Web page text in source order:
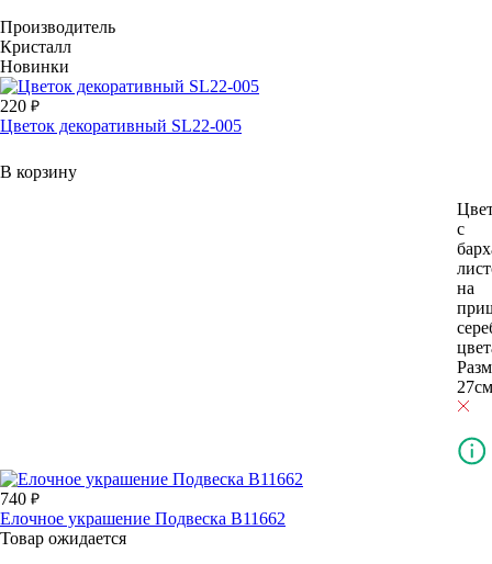
Производитель
Кристалл
Новинки
220
Цветок декоративный SL22-005
В корзину
с
на
740
Елочное украшение Подвеска В11662
Товар ожидается